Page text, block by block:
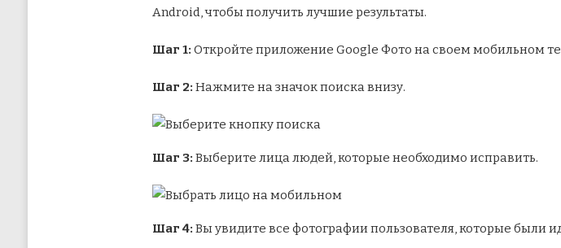
Android, чтобы получить лучшие результаты.
Шаг 1: Откройте приложение Google Фото на своем мобильном
Шаг 2: Нажмите на значок поиска внизу.
Шаг 3: Выберите лица людей, которые необходимо исправить.
Шаг 4: Вы увидите все фотографии пользователя, которые